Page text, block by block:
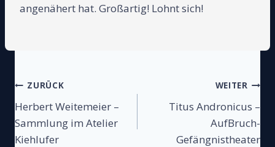
angenähert hat. Großartig! Lohnt sich!
Beitragsnavigation
ZURÜCK
Herbert Weitemeier –
Sammlung im Atelier
Kiehlufer
WEITER
Titus Andronicus –
AufBruch-
Gefängnistheater